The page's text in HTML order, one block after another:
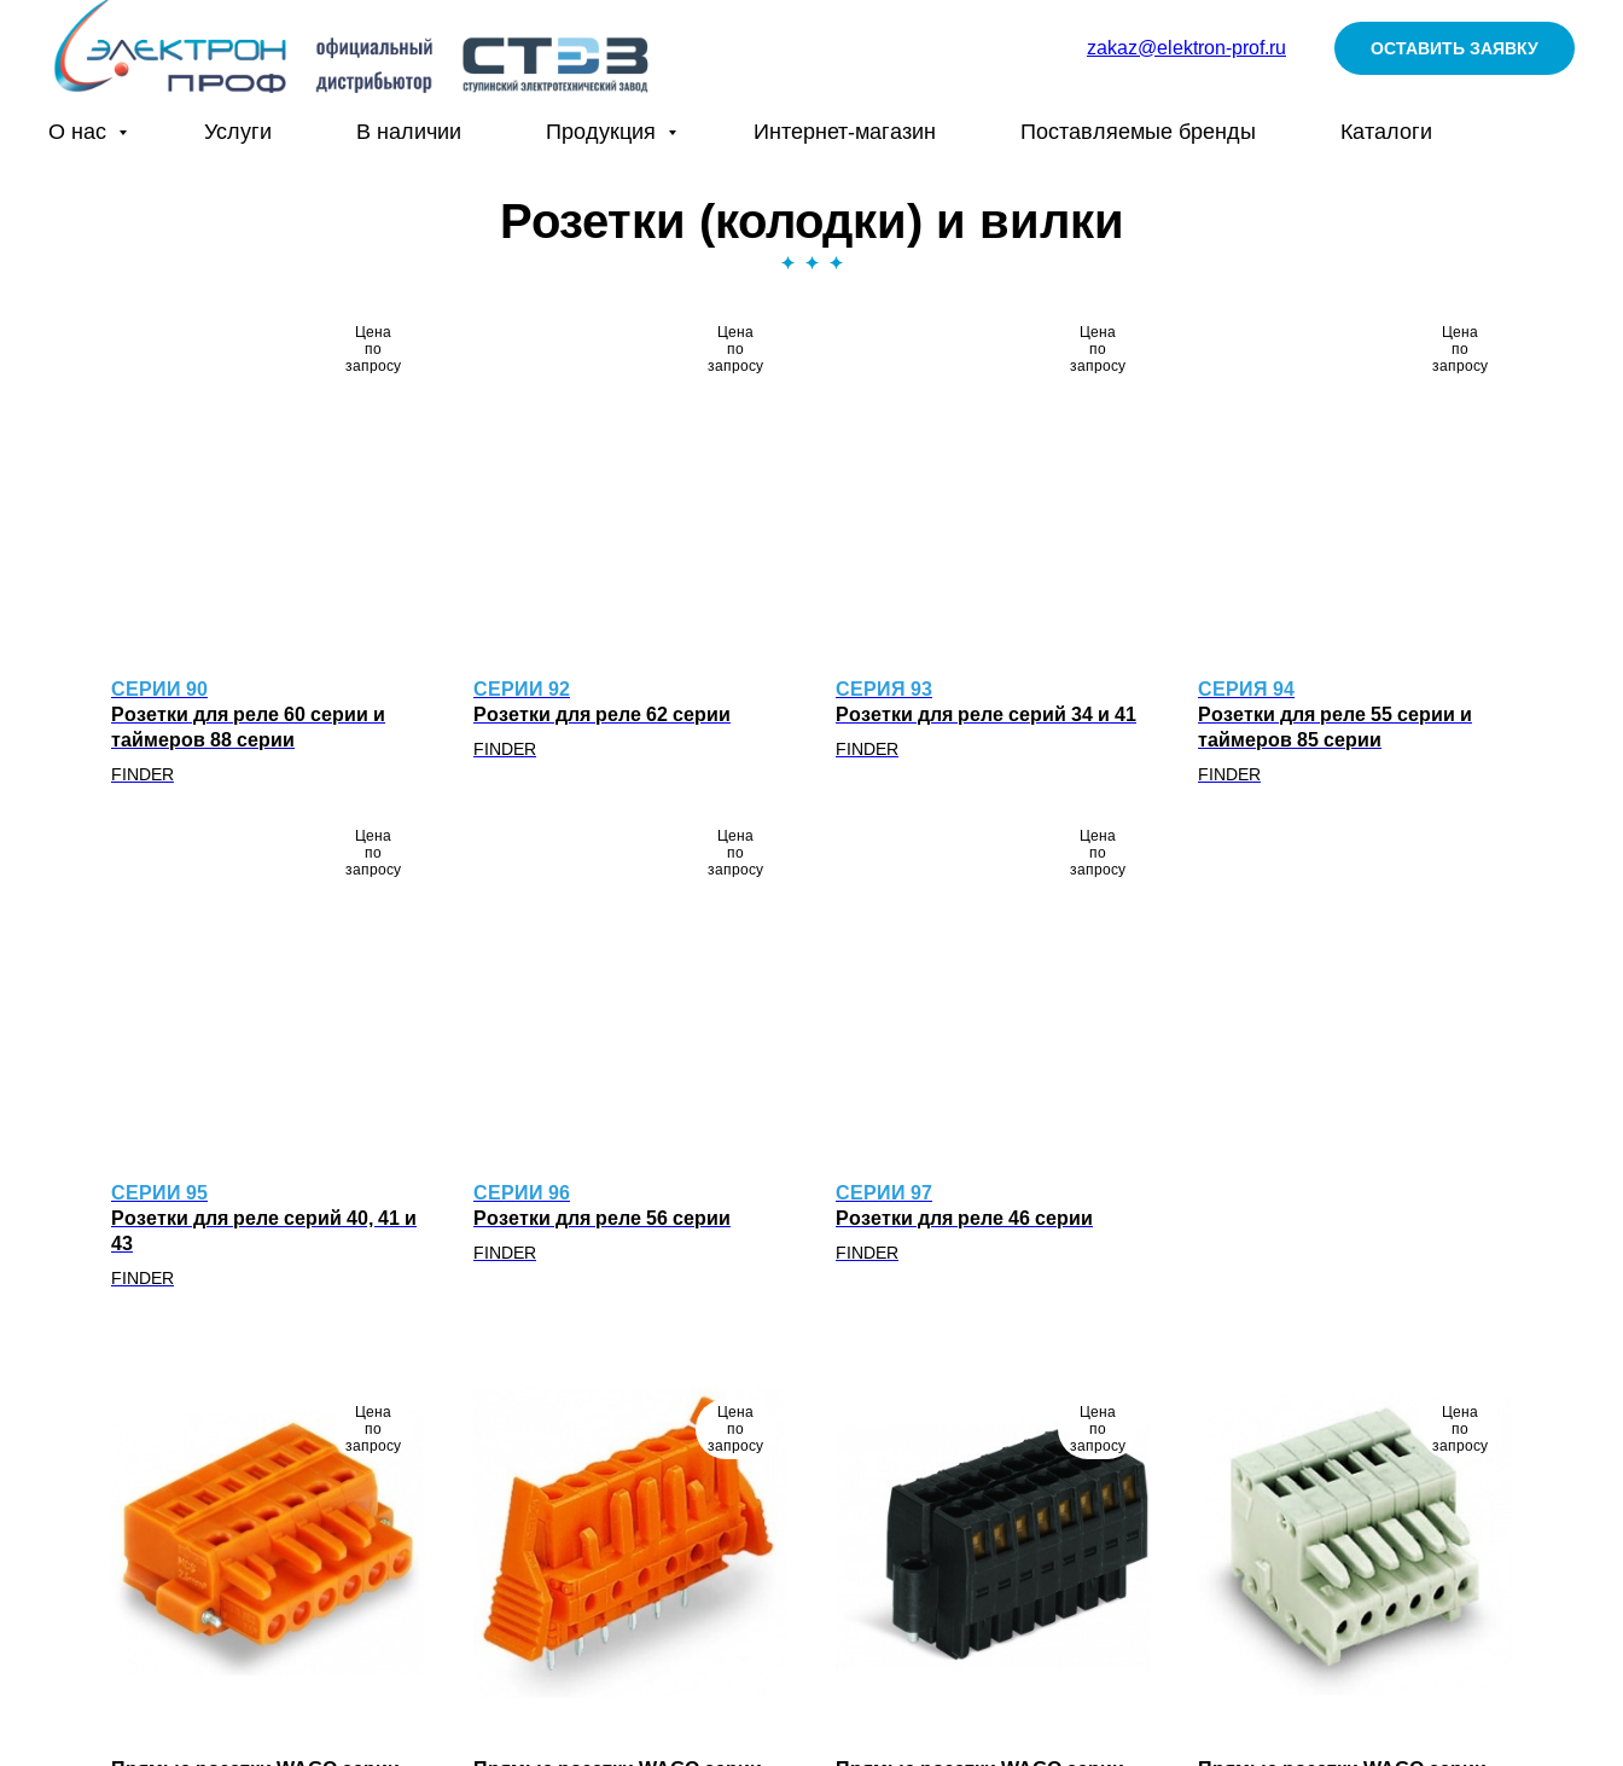
zakaz@elektron-prof.ru ОСТАВИТЬ ЗАЯВКУ
О нас Услуги В наличии Продукция Интернет-магазин Поставляемые бренды Каталоги
Розетки (колодки) и вилки
Цена
по
запросу
CЕРИИ 90
Розетки для реле 60 серии и
таймеров 88 серии
FINDER
Цена
по
запросу
CЕРИИ 92
Розетки для реле 62 серии
FINDER
Цена
по
запросу
СЕРИЯ 93
Розетки для реле серий 34 и 41
FINDER
Цена
по
запросу
CЕРИЯ 94
Розетки для реле 55 серии и
таймеров 85 серии
FINDER
Цена
по
запросу
CЕРИИ 95
Розетки для реле серий 40, 41 и
43
FINDER
Цена
по
запросу
CЕРИИ 96
Розетки для реле 56 серии
FINDER
Цена
по
запросу
CЕРИИ 97
Розетки для реле 46 серии
FINDER
Цена
по
запросу
Цена
по
запросу
Цена
по
запросу
Цена
по
запросу